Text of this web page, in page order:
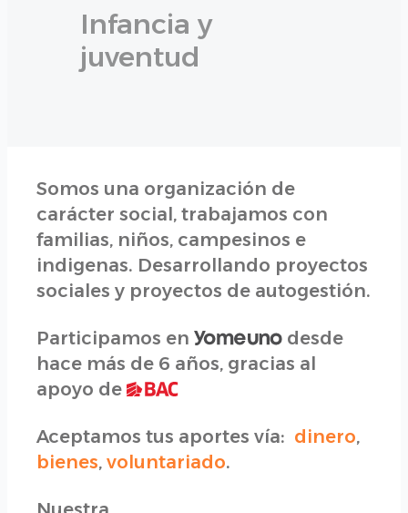
Infancia y
juventud
Somos una organización de
carácter social, trabajamos con
familias, niños, campesinos e
indigenas. Desarrollando proyectos
sociales y proyectos de autogestión.
Participamos en
desde
hace más de 6 años, gracias al
apoyo de
Aceptamos tus aportes vía: dinero,
bienes, voluntariado.